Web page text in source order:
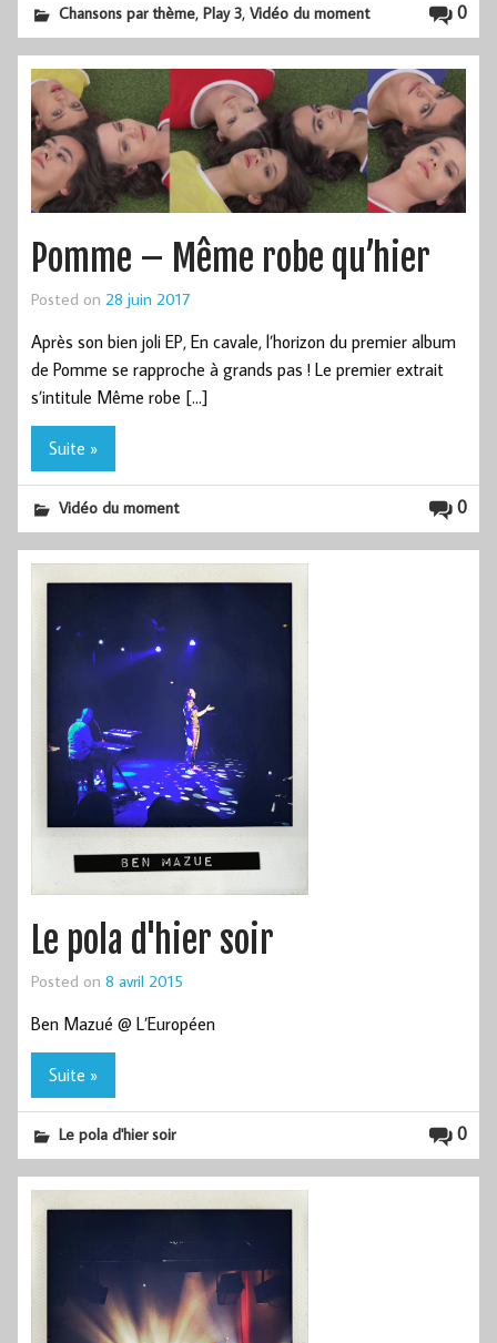
0
Chansons par thème,Play 3,Vidéo du moment
Pomme – Même robe qu’hier
Posted on 28 juin 2017
Après son bien joli EP, En cavale, l’horizon du premier album
de Pomme se rapproche à grands pas ! Le premier extrait
s’intitule Même robe […]
Suite »
0
Vidéo du moment
Le pola d'hier soir
Posted on 8 avril 2015
Ben Mazué @ L’Européen
Suite »
0
Le pola d'hier soir